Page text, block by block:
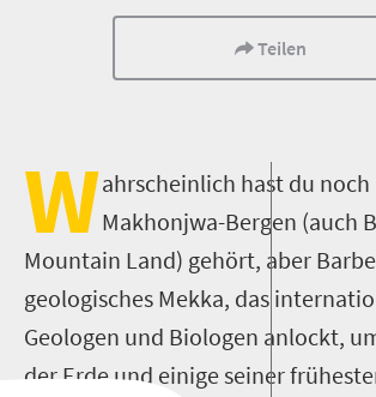
Teilen
Wahrscheinlich hast du noch
Makhonjwa-Bergen (auch
Mountain Land) gehört, aber
geologisches Mekka, das
Geologen und Biologen anlockt,
der Erde und einige seiner